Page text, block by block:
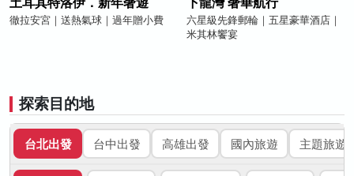
徹拉安宮｜送熱氣球｜過年贈小費
六星級先鋒郵輪｜五星豪華酒店｜
米其林饗宴
探索目的地
台北出發 台中出發 高雄出發 國內旅遊 主題旅遊